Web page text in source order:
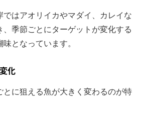
ではアオリイカやマダイ、カレイな
、季節ごとにターゲットが変化する
となっています。
化
とに狙える魚が大きく変わるのが特